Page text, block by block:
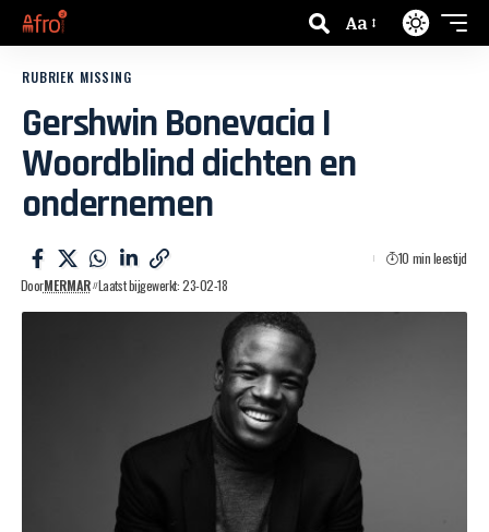
Aa
RUBRIEK MISSING
Gershwin Bonevacia I
Woordblind dichten en
ondernemen
DoorMERMAR Laatst bijgewerkt: 23-02-18
10 min leestijd